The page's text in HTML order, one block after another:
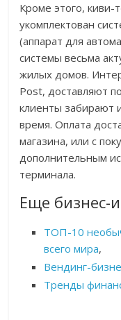
Кроме этого,
укомплектован
(аппарат для
системы весьма
жилых домов.
Post, доставляют
клиенты забирают
время. Оплата
магазина, или с
дополнительным
терминала.
Еще бизнес-
ТОП-10
всего мира,
Вендинг-
Тренды